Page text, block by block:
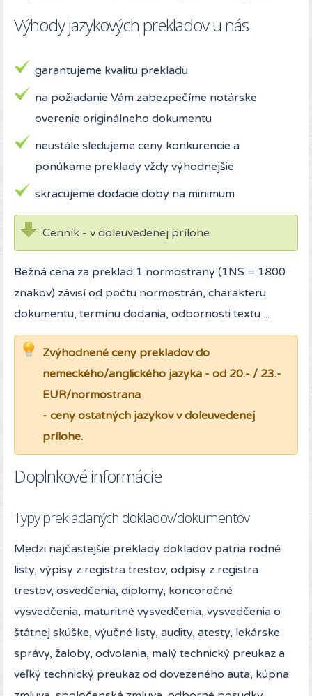
Výhody jazykových prekladov u nás
garantujeme kvalitu prekladu
na požiadanie Vám zabezpečíme notárske
overenie originálneho dokumentu
neustále sledujeme ceny konkurencie a
ponúkame preklady vždy výhodnejšie
skracujeme dodacie doby na minimum
Cenník - v doleuvedenej prílohe
Bežná cena za preklad 1 normostrany (1NS = 1800
znakov) závisí od počtu normostrán, charakteru
dokumentu, termínu dodania, odbornosti textu ...
Zvýhodnené ceny prekladov do
nemeckého/anglického jazyka - od 20.- / 23.-
EUR/normostrana
- ceny ostatných jazykov v doleuvedenej
prílohe.
Doplnkové informácie
Typy prekladaných dokladov/dokumentov
Medzi najčastejšie preklady dokladov patria rodné
listy, výpisy z registra trestov, odpisy z registra
trestov, osvedčenia, diplomy, koncoročné
vysvedčenia, maturitné vysvedčenia, vysvedčenia o
štátnej skúške, výučné listy, audity, atesty, lekárske
správy, žaloby, odvolania, malý technický preukaz a
veľký technický preukaz od dovezeného auta, kúpna